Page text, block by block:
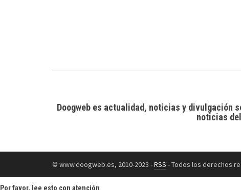
Doogweb es actualidad, noticias y divulgación
noticias
© www.doogweb.es, 2010-2023 -RSS - Todos los derechos
Por favor, lee esto con atención